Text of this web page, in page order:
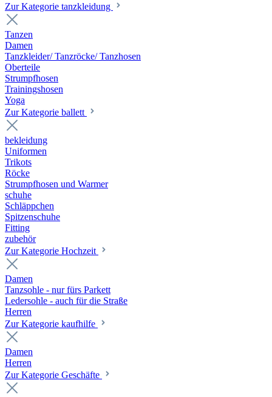
Zur Kategorie tanzkleidung
Tanzen
Damen
Tanzkleider/ Tanzröcke/ Tanzhosen
Oberteile
Strumpfhosen
Trainingshosen
Yoga
Zur Kategorie ballett
bekleidung
Uniformen
Trikots
Röcke
Strumpfhosen und Warmer
schuhe
Schläppchen
Spitzenschuhe
Fitting
zubehör
Zur Kategorie Hochzeit
Damen
Tanzsohle - nur fürs Parkett
Ledersohle - auch für die Straße
Herren
Zur Kategorie kaufhilfe
Damen
Herren
Zur Kategorie Geschäfte